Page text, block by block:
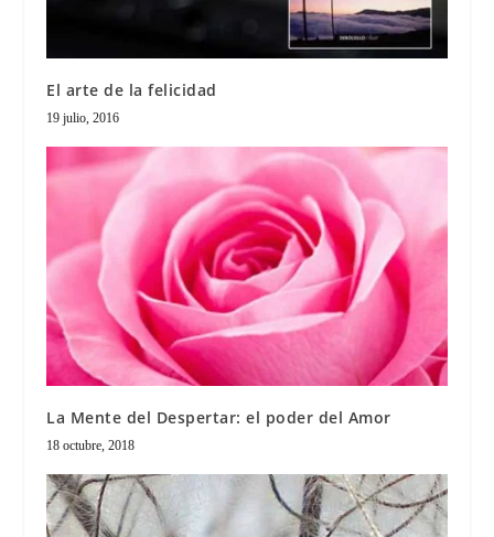
El arte de la felicidad
19 julio, 2016
La Mente del Despertar: el poder del Amor
18 octubre, 2018